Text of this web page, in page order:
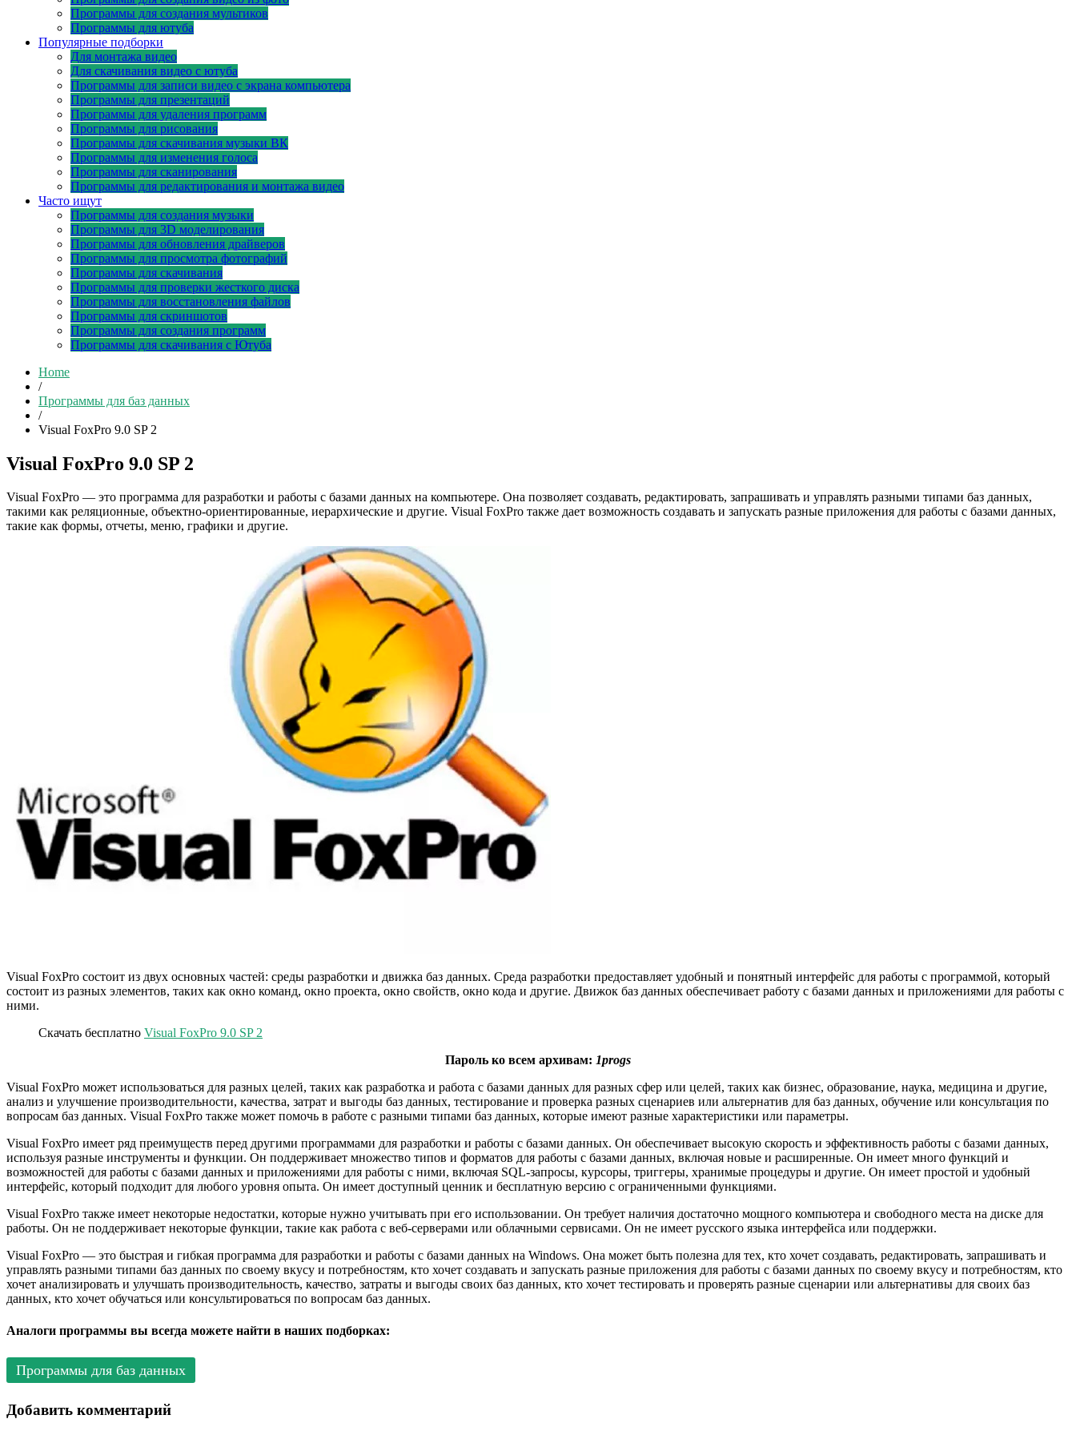
Программы для создания мультиков
Программы для ютуба
Популярные подборки
Для монтажа видео
Для скачивания видео с ютуба
Программы для записи видео с экрана компьютера
Программы для презентаций
Программы для удаления программ
Программы для рисования
Программы для скачивания музыки ВК
Программы для изменения голоса
Программы для сканирования
Программы для редактирования и монтажа видео
Часто ищут
Программы для создания музыки
Программы для 3D моделирования
Программы для обновления драйверов
Программы для просмотра фотографий
Программы для скачивания
Программы для проверки жесткого диска
Программы для восстановления файлов
Программы для скриншотов
Программы для создания программ
Программы для скачивания с Ютуба
Home
/
Программы для баз данных
/
Visual FoxPro 9.0 SP 2
Visual FoxPro 9.0 SP 2
Visual FoxPro — это программа для разработки и работы с базами данных на компьютере. Она позволяет создавать, редактировать, запрашивать и управлять разными типами баз данных,
такими как реляционные, объектно-ориентированные, иерархические и другие. Visual FoxPro также дает возможность создавать и запускать разные приложения для работы с базами данных,
такие как формы, отчеты, меню, графики и другие.
Visual FoxPro состоит из двух основных частей: среды разработки и движка баз данных. Среда разработки предоставляет удобный и понятный интерфейс для работы с программой, который
состоит из разных элементов, таких как окно команд, окно проекта, окно свойств, окно кода и другие. Движок баз данных обеспечивает работу с базами данных и приложениями для работы с
ними.
Скачать бесплатно Visual FoxPro 9.0 SP 2
Пароль ко всем архивам: 1progs
Visual FoxPro может использоваться для разных целей, таких как разработка и работа с базами данных для разных сфер или целей, таких как бизнес, образование, наука, медицина и другие,
анализ и улучшение производительности, качества, затрат и выгоды баз данных, тестирование и проверка разных сценариев или альтернатив для баз данных, обучение или консультация по
вопросам баз данных. Visual FoxPro также может помочь в работе с разными типами баз данных, которые имеют разные характеристики или параметры.
Visual FoxPro имеет ряд преимуществ перед другими программами для разработки и работы с базами данных. Он обеспечивает высокую скорость и эффективность работы с базами данных,
используя разные инструменты и функции. Он поддерживает множество типов и форматов для работы с базами данных, включая новые и расширенные. Он имеет много функций и
возможностей для работы с базами данных и приложениями для работы с ними, включая SQL-запросы, курсоры, триггеры, хранимые процедуры и другие. Он имеет простой и удобный
интерфейс, который подходит для любого уровня опыта. Он имеет доступный ценник и бесплатную версию с ограниченными функциями.
Visual FoxPro также имеет некоторые недостатки, которые нужно учитывать при его использовании. Он требует наличия достаточно мощного компьютера и свободного места на диске для
работы. Он не поддерживает некоторые функции, такие как работа с веб-серверами или облачными сервисами. Он не имеет русского языка интерфейса или поддержки.
Visual FoxPro — это быстрая и гибкая программа для разработки и работы с базами данных на Windows. Она может быть полезна для тех, кто хочет создавать, редактировать, запрашивать и
управлять разными типами баз данных по своему вкусу и потребностям, кто хочет создавать и запускать разные приложения для работы с базами данных по своему вкусу и потребностям, кто
хочет анализировать и улучшать производительность, качество, затраты и выгоды своих баз данных, кто хочет тестировать и проверять разные сценарии или альтернативы для своих баз
данных, кто хочет обучаться или консультироваться по вопросам баз данных.
Аналоги программы вы всегда можете найти в наших подборках:
Программы для баз данных
Добавить комментарий